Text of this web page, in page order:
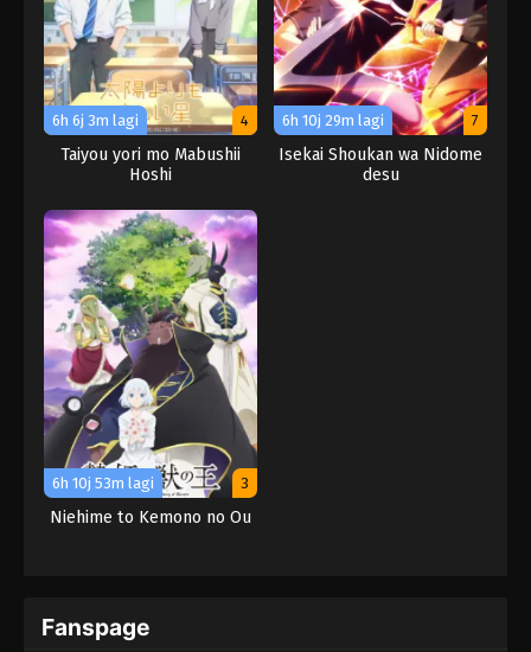
6h 6j 3m lagi 4
Taiyou yori mo Mabushii
Hoshi
6h 10j 29m lagi 7
Isekai Shoukan wa Nidome
desu
6h 10j 53m lagi 3
Niehime to Kemono no Ou
Fanspage